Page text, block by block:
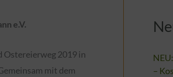
e.V.
Ostereierweg 2019 in
mit dem
–